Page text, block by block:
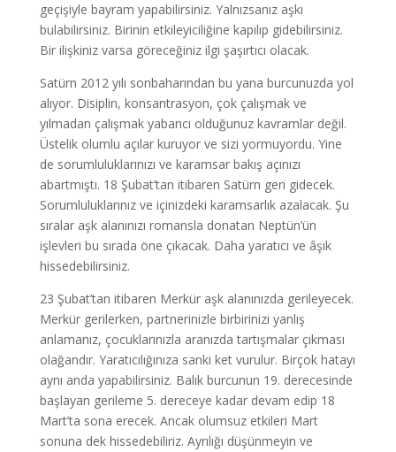
geçişiyle bayram yapabilirsiniz. Yalnızsanız aşkı
bulabilirsiniz. Birinin etkileyiciliğine kapılıp gidebilirsiniz.
Bir ilişkiniz varsa göreceğiniz ilgi şaşırtıcı olacak.
Satürn 2012 yılı sonbaharından bu yana burcunuzda yol
alıyor. Disiplin, konsantrasyon, çok çalışmak ve
yılmadan çalışmak yabancı olduğunuz kavramlar değil.
Üstelik olumlu açılar kuruyor ve sizi yormuyordu. Yine
de sorumluluklarınızı ve karamsar bakış açınızı
abartmıştı. 18 Şubat’tan itibaren Satürn geri gidecek.
Sorumluluklarınız ve içinizdeki karamsarlık azalacak. Şu
sıralar aşk alanınızı romansla donatan Neptün’ün
işlevleri bu sırada öne çıkacak. Daha yaratıcı ve âşık
hissedebilirsiniz.
23 Şubat’tan itibaren Merkür aşk alanınızda gerileyecek.
Merkür gerilerken, partnerinizle birbirinizi yanlış
anlamanız, çocuklarınızla aranızda tartışmalar çıkması
olağandır. Yaratıcılığınıza sanki ket vurulur. Birçok hatayı
aynı anda yapabilirsiniz. Balık burcunun 19. derecesinde
başlayan gerileme 5. dereceye kadar devam edip 18
Mart’ta sona erecek. Ancak olumsuz etkileri Mart
sonuna dek hissedebiliriz. Ayrılığı düşünmeyin ve